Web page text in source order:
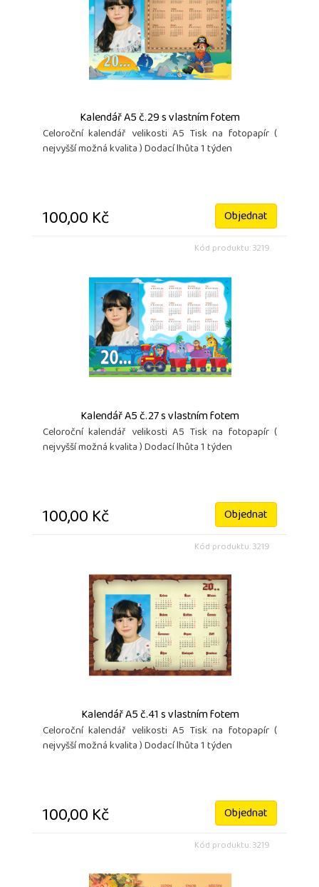
Kalendář A5 č.29 s vlastním fotem
Celoroční kalendář velikosti A5 Tisk na fotopapír (
nejvyšší možná kvalita ) Dodací lhůta 1 týden
100,00 Kč Objednat
Kód produktu: 3219
Kalendář A5 č.27 s vlastním fotem
Celoroční kalendář velikosti A5 Tisk na fotopapír (
nejvyšší možná kvalita ) Dodací lhůta 1 týden
100,00 Kč Objednat
Kód produktu: 3219
Kalendář A5 č.41 s vlastním fotem
Celoroční kalendář velikosti A5 Tisk na fotopapír (
nejvyšší možná kvalita ) Dodací lhůta 1 týden
100,00 Kč Objednat
Kód produktu: 3219